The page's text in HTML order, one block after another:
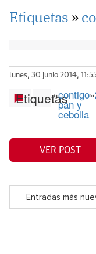
Etiquetas »
lunes, 30 junio 2014,
Etiquetas
»contigo
pan y
cebolla
»
VER POST
Entradas más